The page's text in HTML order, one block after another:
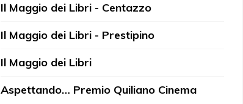
Il Maggio dei Libri - Centazzo
Il Maggio dei Libri - Prestipino
Il Maggio dei Libri
Aspettando… Premio Quiliano Cinema